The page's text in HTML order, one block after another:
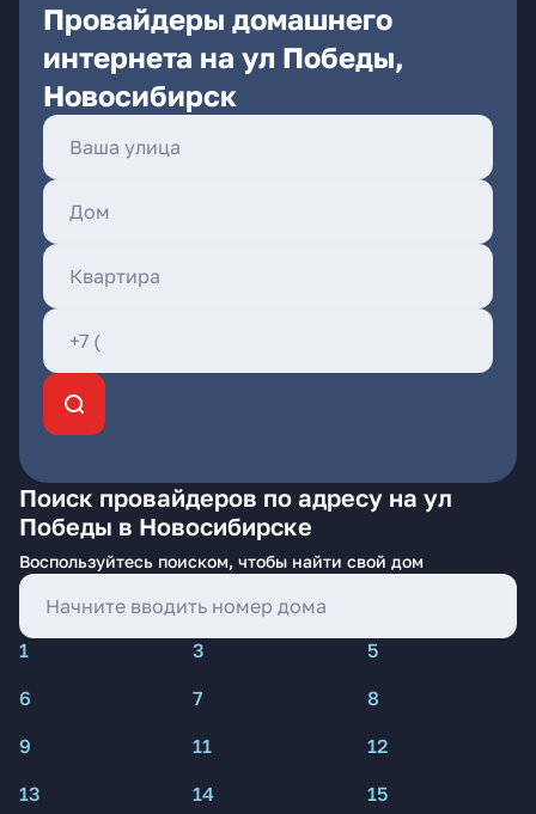
Провайдеры домашнего
интернета на ул Победы,
Новосибирск
Поиск провайдеров по адресу на ул
Победы в Новосибирске
Воспользуйтесь поиском, чтобы найти свой дом
1 3
5
6
7
8
9
11
12
13
14
15